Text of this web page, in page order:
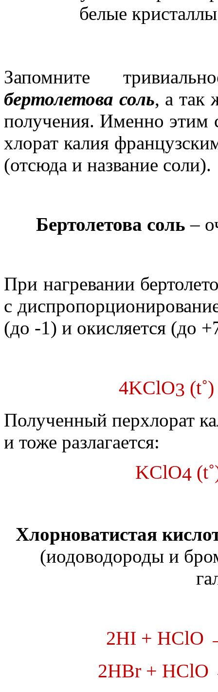
белые
Запомните
бертолетова соль, а так
получения. Именно этим
хлорат калия
(отсюда и название соли).
Бертолетова соль –
При нагревании
с
(до -1) и окисляется (до
4KClO3 (t˚
Полученный перхлорат
и тоже разлагается:
KClO4(t˚
Хлорноватистая
(иодоводороды и
2HI + HClO
2HBr +